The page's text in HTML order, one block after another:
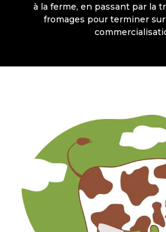
à la ferme, en passant par la
fromages pour terminer sur